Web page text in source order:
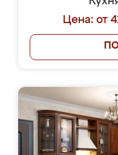
Цена: от